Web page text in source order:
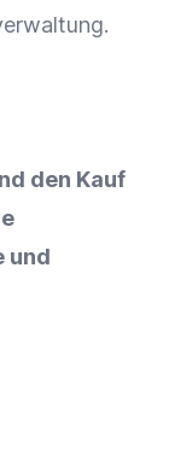
.
den Kauf
und